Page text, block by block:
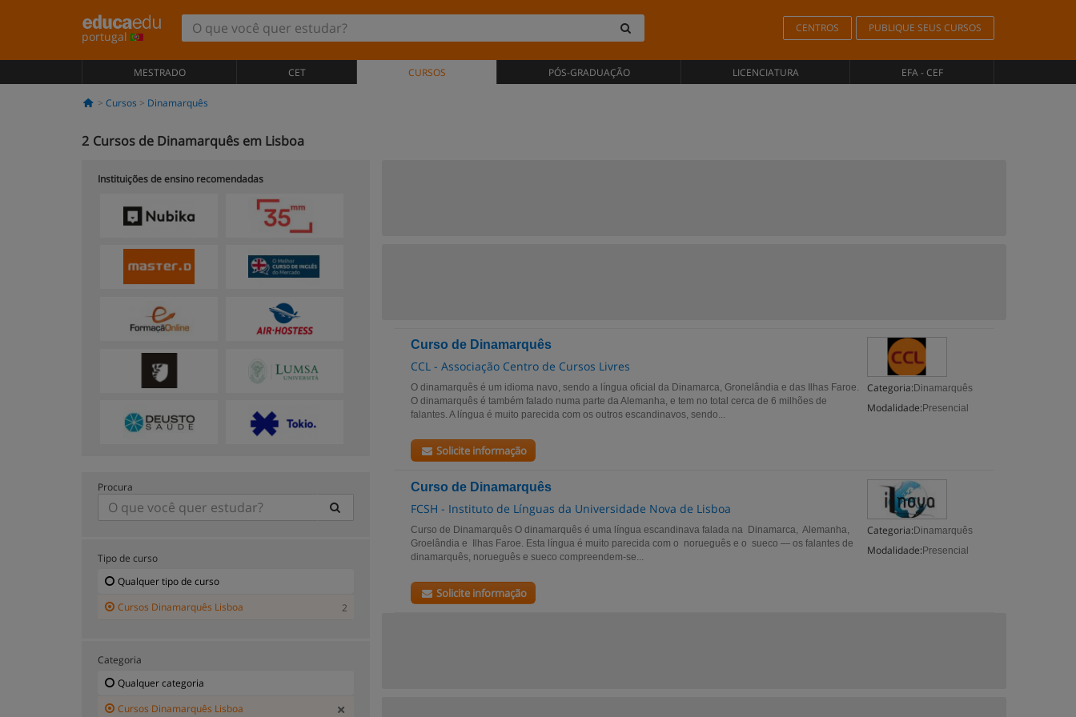
portugal
CENTROS PUBLIQUE SEUS CURSOS
MESTRADO CET CURSOS PÓS-GRADUAÇÃO LICENCIATURA EFA - CEF
Cursos Dinamarquês
2 Cursos de Dinamarquês em Lisboa
Curso de Dinamarquês
CCL - Associação Centro de Cursos Livres
Categoria: Dinamarquês
Modalidade: Presencial
O dinamarquês é um idioma navo, sendo a língua oficial da Dinamarca, Gronelândia e das Ilhas Faroe.
O dinamarquês é também falado numa parte da Alemanha, e tem no total cerca de 6 milhões de
falantes. A língua é muito parecida com os outros escandinavos, sendo...
Solicite informação
Curso de Dinamarquês
FCSH - Instituto de Línguas da Universidade Nova de Lisboa
Categoria: Dinamarquês
Modalidade: Presencial
Curso de Dinamarquês O dinamarquês é uma língua escandinava falada na Dinamarca, Alemanha,
Groelândia e Ilhas Faroe. Esta língua é muito parecida com o norueguês e o sueco — os falantes de
dinamarquês, norueguês e sueco compreendem-se...
Solicite informação
Instituições de ensino recomendadas
Procura
Tipo de curso
Qualquer tipo de curso
Cursos Dinamarquês Lisboa
2
Categoria
Qualquer categoria
Cursos Dinamarquês Lisboa